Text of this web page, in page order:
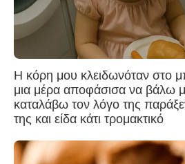
Η κόρη μου κλειδωνόταν στο
μια μέρα αποφάσισα να βάλω
καταλάβω τον λόγο της
της και είδα κάτι τρομακτικό